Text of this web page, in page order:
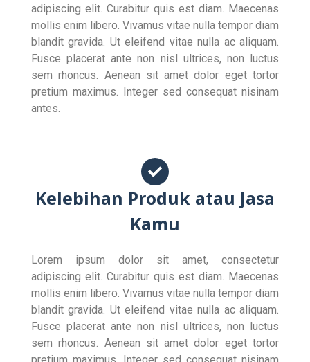
adipiscing elit. Curabitur quis est diam. Maecenas
mollis enim libero. Vivamus vitae nulla tempor diam
blandit gravida. Ut eleifend vitae nulla ac aliquam.
Fusce placerat ante non nisl ultrices, non luctus
sem rhoncus. Aenean sit amet dolor eget tortor
pretium maximus. Integer sed consequat nisinam
antes.
Kelebihan Produk atau Jasa
Kamu
Lorem ipsum dolor sit amet, consectetur
adipiscing elit. Curabitur quis est diam. Maecenas
mollis enim libero. Vivamus vitae nulla tempor diam
blandit gravida. Ut eleifend vitae nulla ac aliquam.
Fusce placerat ante non nisl ultrices, non luctus
sem rhoncus. Aenean sit amet dolor eget tortor